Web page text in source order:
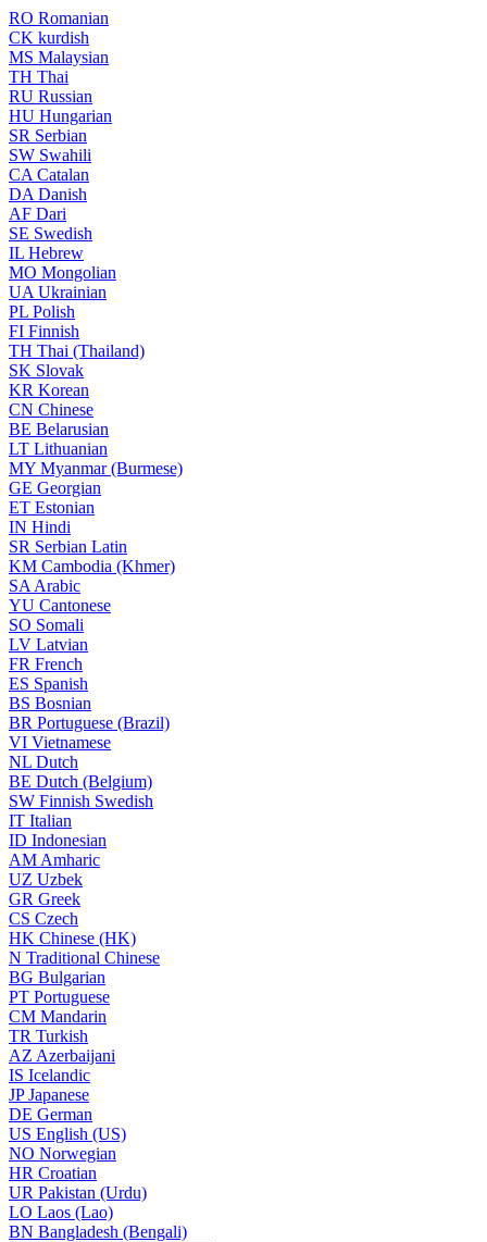
RO Romanian
CK kurdish
MS Malaysian
TH Thai
RU Russian
HU Hungarian
SR Serbian
SW Swahili
CA Catalan
DA Danish
AF Dari
SE Swedish
IL Hebrew
MO Mongolian
UA Ukrainian
PL Polish
FI Finnish
TH Thai (Thailand)
SK Slovak
KR Korean
CN Chinese
BE Belarusian
LT Lithuanian
MY Myanmar (Burmese)
GE Georgian
ET Estonian
IN Hindi
SR Serbian Latin
KM Cambodia (Khmer)
SA Arabic
YU Cantonese
SO Somali
LV Latvian
FR French
ES Spanish
BS Bosnian
BR Portuguese (Brazil)
VI Vietnamese
NL Dutch
BE Dutch (Belgium)
SW Finnish Swedish
IT Italian
ID Indonesian
AM Amharic
UZ Uzbek
GR Greek
CS Czech
HK Chinese (HK)
N Traditional Chinese
BG Bulgarian
PT Portuguese
CM Mandarin
TR Turkish
AZ Azerbaijani
IS Icelandic
JPJapanese
DE German
US English (US)
NO Norwegian
HR Croatian
UR Pakistan (Urdu)
LO Laos (Lao)
BN Bangladesh (Bengali)